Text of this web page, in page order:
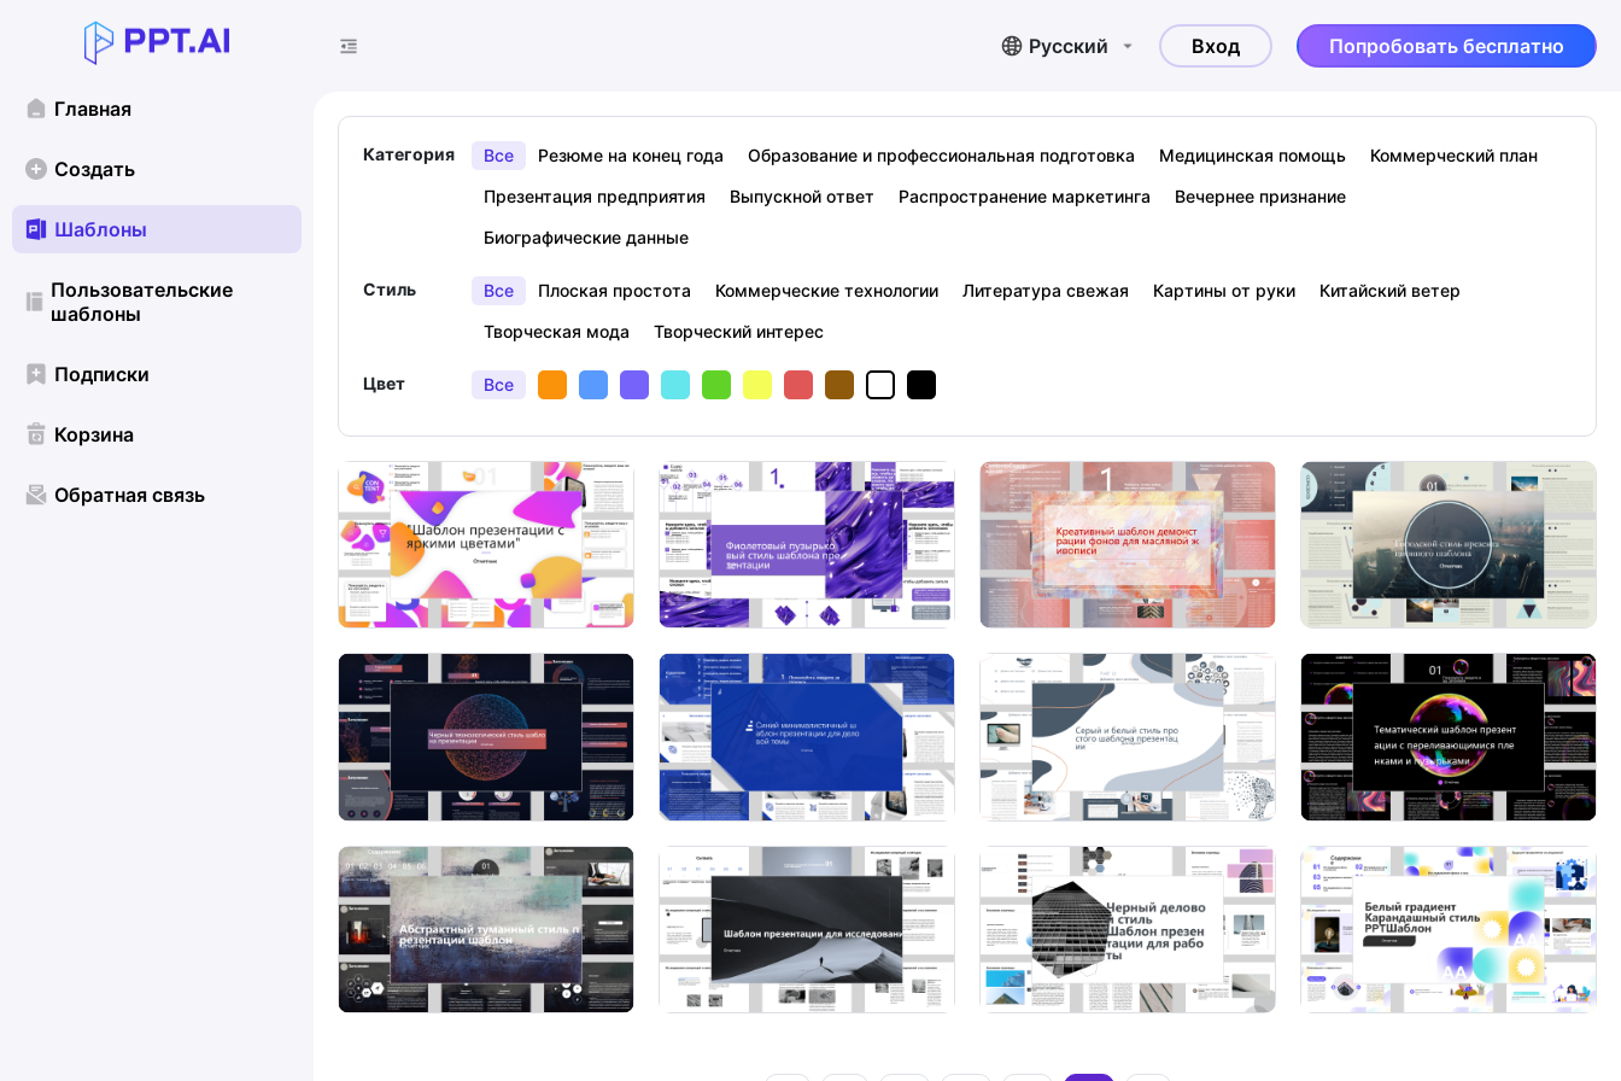
Главная
Создать
Шаблоны
Пользовательские
шаблоны
Подписки
Корзина
Обратная связь
Русский Вход Попробовать бесплатно
Категория Все Резюме на конец года Образование и профессиональная подготовка Медицинская помощь
Коммерческий план
Презентация предприятия
Выпускной ответ Распространение маркетинга
Вечернее признание
Биографические данные
Стиль Все Плоская простота Коммерческие технологии Литература свежая Картины от руки
Китайский ветер
Творческая мода
Творческий интерес
Цвет Все